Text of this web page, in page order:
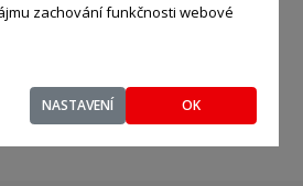
zachování funkčnosti webové
NASTAVENÍ OK